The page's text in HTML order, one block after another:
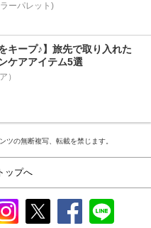
ーパレット)
キープ♪】旅先で取り入れた
ケアアイテム5選
）
ツの無断複写、転載を禁じます。
ップへ